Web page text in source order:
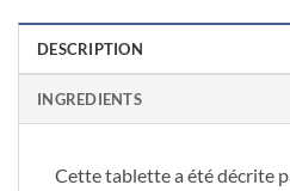
DESCRIPTION
INGREDIENTS
Cette tablette a été décrite